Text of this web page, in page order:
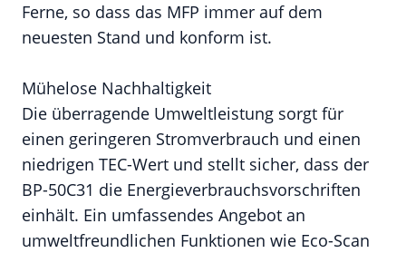
Ferne, so dass das MFP immer auf dem
neuesten Stand und konform ist.
Mühelose Nachhaltigkeit
Die überragende Umweltleistung sorgt für
einen geringeren Stromverbrauch und einen
niedrigen TEC-Wert und stellt sicher, dass der
BP-50C31 die Energieverbrauchsvorschriften
einhält. Ein umfassendes Angebot an
umweltfreundlichen Funktionen wie Eco-Scan